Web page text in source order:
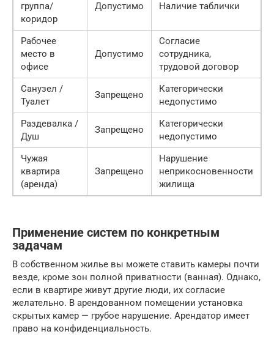
группа/
коридор
Допустимо Наличие таблички
Рабочее
место в
офисе
Допустимо
Согласие
сотрудника,
трудовой договор
Санузел /
Туалет
Запрещено
Категорически
недопустимо
Раздевалка /
Душ
Запрещено
Категорически
недопустимо
Чужая
квартира
(аренда)
Запрещено
Нарушение
неприкосновенности
жилища
Применение систем по конкретным
задачам
В собственном жилье вы можете ставить камеры почти
везде, кроме зон полной приватности (ванная). Однако,
если в квартире живут другие люди, их согласие
желательно. В арендованном помещении установка
скрытых камер — грубое нарушение. Арендатор имеет
право на конфиденциальность.